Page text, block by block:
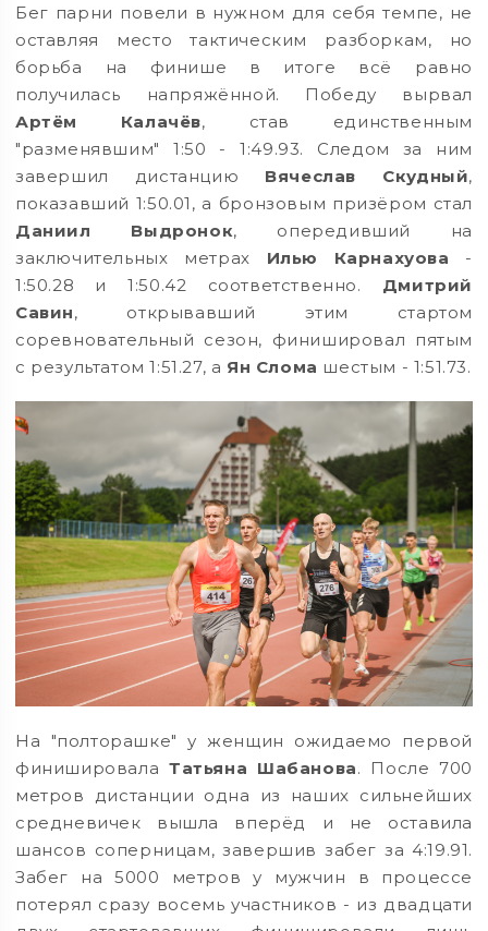
Бег парни повели в нужном для себя темпе, не
оставляя место тактическим разборкам, но
борьба на финише в итоге всё равно
получилась напряжённой. Победу вырвал
Артём Калачёв, став единственным
"разменявшим" 1:50 - 1:49.93. Следом за ним
завершил дистанцию Вячеслав Скудный,
показавший 1:50.01, а бронзовым призёром стал
Даниил Выдронок, опередивший на
заключительных метрах Илью Карнахуова -
1:50.28 и 1:50.42 соответственно. Дмитрий
Савин, открывавший этим стартом
соревновательный сезон, финишировал пятым
с результатом 1:51.27, а Ян Слома шестым - 1:51.73.
На "полторашке" у женщин ожидаемо первой
финишировалаТатьяна Шабанова. После 700
метров дистанции одна из наших сильнейших
средневичек вышла вперёд и не оставила
шансов соперницам, завершив забег за 4:19.91.
Забег на 5000 метров у мужчин в процессе
потерял сразу восемь участников - из двадцати